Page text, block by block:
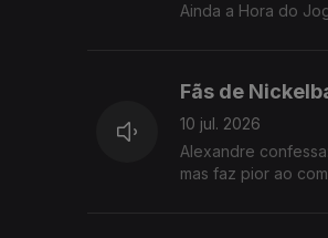
Ainda a Hora do
Fãs de
10 jul. 2026
Alexandre
mas faz pior ao